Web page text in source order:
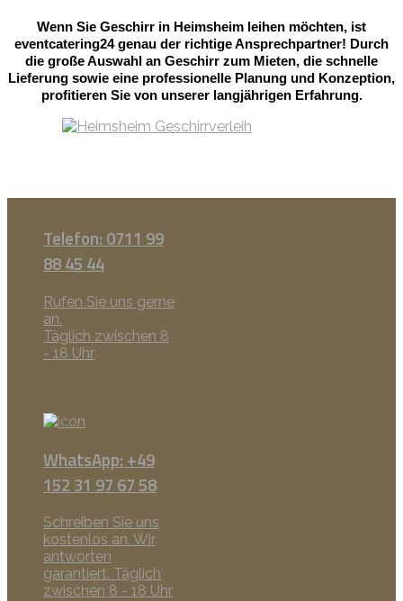
Wenn Sie Geschirr in Heimsheim leihen möchten, ist
eventcatering24 genau der richtige Ansprechpartner! Durch
die große Auswahl an Geschirr zum Mieten, die schnelle
Lieferung sowie eine professionelle Planung und Konzeption,
profitieren Sie von unserer langjährigen Erfahrung.
Telefon: 0711 99
88 45 44
Rufen Sie uns gerne
an.
Täglich zwischen 8
- 18 Uhr
WhatsApp: +49
152 31 97 67 58
Schreiben Sie uns
kostenlos an. Wir
antworten
garantiert. Täglich
zwischen 8 - 18 Uhr